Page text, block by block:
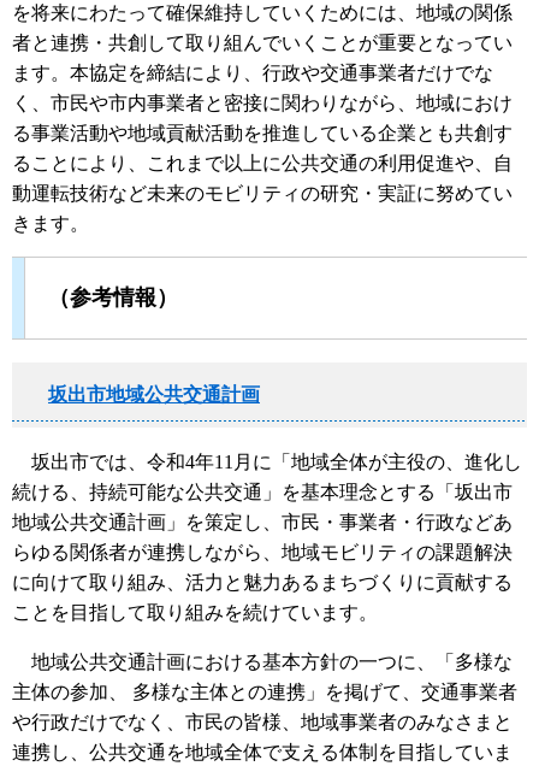
を将来にわたって確保維持していくためには、地域の関係
者と連携・共創して取り組んでいくことが重要となってい
ます。本協定を締結により、行政や交通事業者だけでな
く、市民や市内事業者と密接に関わりながら、地域におけ
る事業活動や地域貢献活動を推進している企業とも共創す
ることにより、これまで以上に公共交通の利用促進や、自
動運転技術など未来のモビリティの研究・実証に努めてい
きます。
（参考情報）
坂出市地域公共交通計画
坂出市では、令和4年11月に「地域全体が主役の、進化し
続ける、持続可能な公共交通」を基本理念とする「坂出市
地域公共交通計画」を策定し、市民・事業者・行政などあ
らゆる関係者が連携しながら、地域モビリティの課題解決
に向けて取り組み、活力と魅力あるまちづくりに貢献する
ことを目指して取り組みを続けています。
地域公共交通計画における基本方針の一つに、「多様な
主体の参加、 多様な主体との連携」を掲げて、交通事業者
や行政だけでなく、市民の皆様、地域事業者のみなさまと
連携し、公共交通を地域全体で支える体制を目指していま